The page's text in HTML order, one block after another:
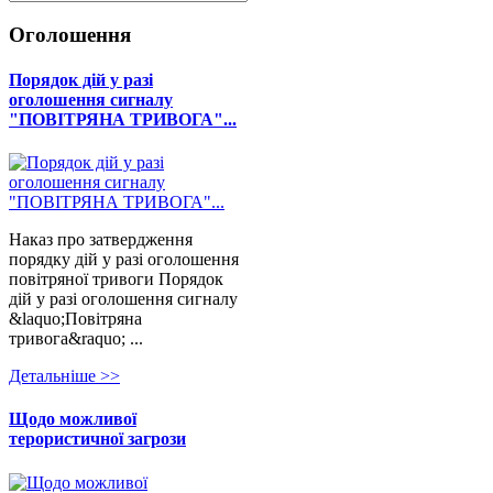
Оголошення
Порядок дій у разі
оголошення сигналу
"ПОВІТРЯНА ТРИВОГА"...
Наказ про затвердження
порядку дій у разі оголошення
повітряної тривоги Порядок
дій у разі оголошення сигналу
&laquo;Повітряна
тривога&raquo; ...
Детальнiше >>
Щодо можливої
терористичної загрози